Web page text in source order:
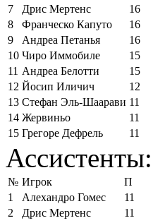
7
Дрис Мертенс
16
8
Франческо Капуто
16
9
Андреа Петанья
16
10 Чиро Иммобиле
15
11 Андреа Белотти
15
12 Йосип Иличич
12
13 Стефан Эль-Шаарави 11
14 Жервиньо
11
15 Грегоре Дефрель 11
Ассистенты:
№ Игрок
П
1
Алехандро Гомес
11
2
Дрис Мертенс
11